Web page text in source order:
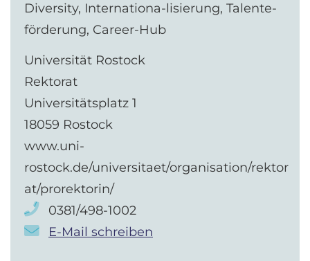
Diversity, Internationa-lisierung, Talente-
förderung, Career-Hub
Universität Rostock
Rektorat
Universitätsplatz 1
18059 Rostock
www.uni-
rostock.de/universitaet/organisation/rektor
at/prorektorin/
0381/498-1002
E-Mail schreiben